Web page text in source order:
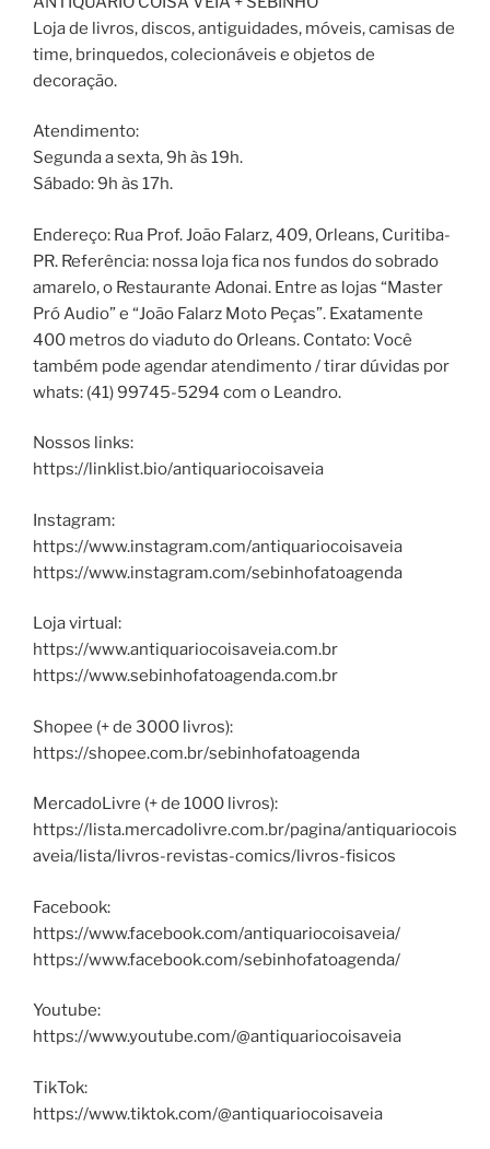
Loja de livros, discos, antiguidades, móveis, camisas de
time, brinquedos, colecionáveis e objetos de
decoração.
Atendimento:
Segunda a sexta, 9h às 19h.
Sábado: 9h às 17h.
Endereço: Rua Prof. João Falarz, 409, Orleans, Curitiba-
PR. Referência: nossa loja fica nos fundos do sobrado
amarelo, o Restaurante Adonai. Entre as lojas “Master
Pró Audio” e “João Falarz Moto Peças”. Exatamente
400 metros do viaduto do Orleans. Contato: Você
também pode agendar atendimento / tirar dúvidas por
whats: (41) 99745-5294 com o Leandro.
Nossos links:
https://linklist.bio/antiquariocoisaveia
Instagram:
https://www.instagram.com/antiquariocoisaveia
https://www.instagram.com/sebinhofatoagenda
Loja virtual:
https://www.antiquariocoisaveia.com.br
https://www.sebinhofatoagenda.com.br
Shopee (+ de 3000 livros):
https://shopee.com.br/sebinhofatoagenda
MercadoLivre (+ de 1000 livros):
https://lista.mercadolivre.com.br/pagina/antiquariocois
aveia/lista/livros-revistas-comics/livros-fisicos
Facebook:
https://www.facebook.com/antiquariocoisaveia/
https://www.facebook.com/sebinhofatoagenda/
Youtube:
https://www.youtube.com/@antiquariocoisaveia
TikTok:
https://www.tiktok.com/@antiquariocoisaveia